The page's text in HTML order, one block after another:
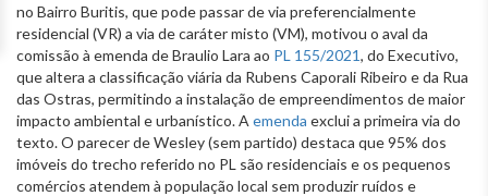
no Bairro Buritis, que pode passar de via preferencialmente
residencial (VR) a via de caráter misto (VM), motivou o aval da
comissão à emenda de Braulio Lara ao PL 155/2021, do Executivo,
que altera a classificação viária da Rubens Caporali Ribeiro e da Rua
das Ostras, permitindo a instalação de empreendimentos de maior
impacto ambiental e urbanístico. A emenda exclui a primeira via do
texto. O parecer de Wesley (sem partido) destaca que 95% dos
imóveis do trecho referido no PL são residenciais e os pequenos
comércios atendem à população local sem produzir ruídos e